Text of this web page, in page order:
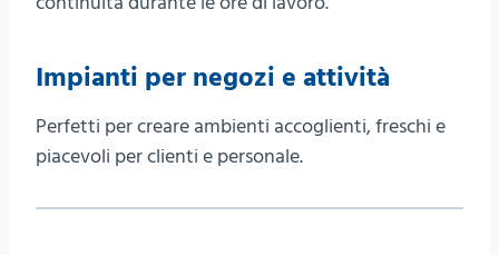
Impianti per negozi e attività
Perfetti per creare ambienti accoglienti, freschi e
piacevoli per clienti e personale.